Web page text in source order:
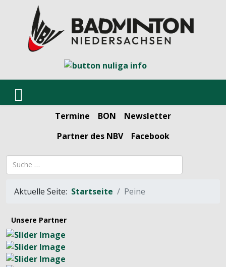
Termine BON
Newsletter
Partner des NBV
Facebook
Suchbegriff
Aktuelle Seite: Startseite Peine
Unsere Partner